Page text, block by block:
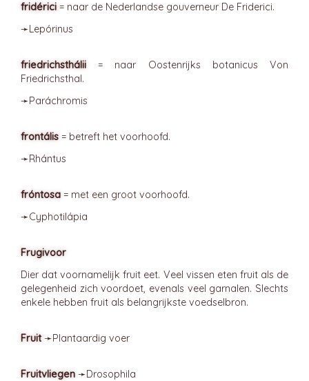
fridérici = naar de Nederlandse gouverneur De Friderici.
➛Lepórinus
friedrichsthálii = naar Oostenrijks botanicus Von
Friedrichsthal.
➛Paráchromis
frontális = betreft het voorhoofd.
➛Rhántus
fróntosa = met een groot voorhoofd.
➛Cyphotilápia
Frugivoor
Dier dat voornamelijk fruit eet. Veel vissen eten fruit als de
gelegenheid zich voordoet, evenals veel garnalen. Slechts
enkele hebben fruit als belangrijkste voedselbron.
Fruit➛Plantaardig voer
Fruitvliegen ➛Drosophila